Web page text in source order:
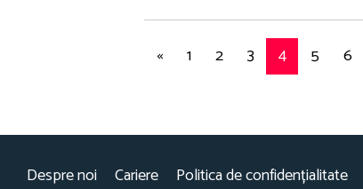
« 1 2 3 4 5 6
Despre noi Cariere Politica de confidențialitate